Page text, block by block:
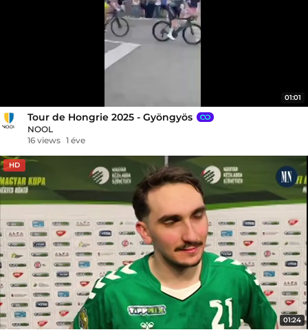
01:01
Tour de Hongrie 2025 - Gyöngyös
NOOL
16 views 1 éve
HD
01:24